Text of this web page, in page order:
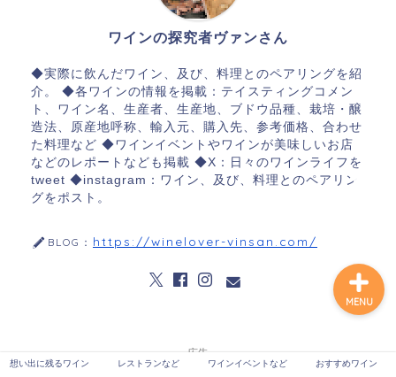
ワインの探究者ヴァンさん
◆実際に飲んだワイン、及び、料理とのペアリングを紹
介。 ◆各ワインの情報を掲載：テイスティングコメン
ト、ワイン名、生産者、生産地、ブドウ品種、栽培・醸
造法、原産地呼称、輸入元、購入先、参考価格、合わせ
た料理など ◆ワインイベントやワインが美味しいお店
などのレポートなども掲載 ◆X：日々のワインライフを
tweet ◆instagram：ワイン、及び、料理とのペアリン
グをポスト。
BLOG： https://winelover-vinsan.com/
広告
想い出に残るワイン レストランなど ワインイベントなど おすすめワイン
MENU
レストランなど
ワインイベントなど